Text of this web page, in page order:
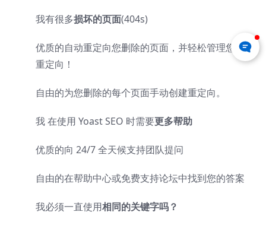
我有很多损坏的页面(404s)
优质的自动重定向您删除的页面，并轻松管理您的
重定向！
自由的为您删除的每个页面手动创建重定向。
我 在使用 Yoast SEO 时需要更多帮助
优质的向 24/7 全天候支持团队提问
自由的在帮助中心或免费支持论坛中找到您的答案
我必须一直使用相同的关键字吗？